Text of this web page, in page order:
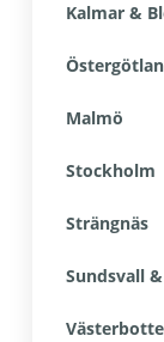
Kalmar &
Malmö
Stockholm
Strängnäs
Sundsvall